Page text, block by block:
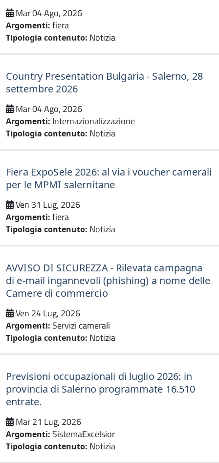
Mar 04 Ago, 2026
Argomenti: fiera
Tipologia contenuto: Notizia
Country Presentation Bulgaria - Salerno, 28
settembre 2026
Mar 04 Ago, 2026
Argomenti: Internazionalizzazione
Tipologia contenuto: Notizia
Fiera ExpoSele 2026: al via i voucher camerali
per le MPMI salernitane
Ven 31 Lug, 2026
Argomenti: fiera
Tipologia contenuto: Notizia
AVVISO DI SICUREZZA - Rilevata campagna
di e-mail ingannevoli (phishing) a nome delle
Camere di commercio
Ven 24 Lug, 2026
Argomenti: Servizi camerali
Tipologia contenuto: Notizia
Previsioni occupazionali di luglio 2026: in
provincia di Salerno programmate 16.510
entrate.
Mar 21 Lug, 2026
Argomenti: SistemaExcelsior
Tipologia contenuto: Notizia